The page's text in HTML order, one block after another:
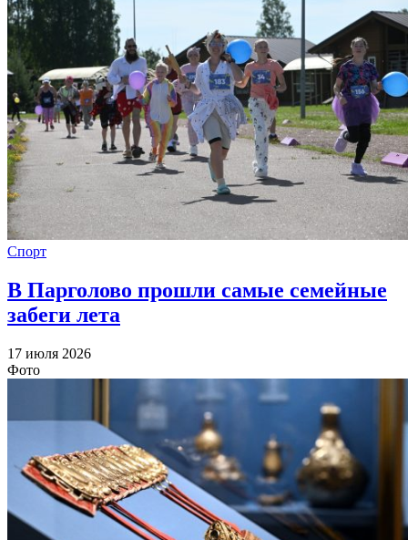
Спорт
В Парголово прошли самые семейные
забеги лета
17 июля 2026
Фото